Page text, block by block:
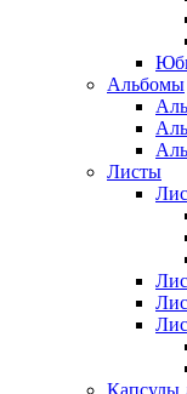
Альбомы
Листы
Капсулы